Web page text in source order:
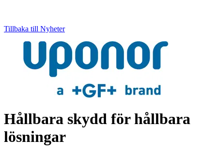
Tillbaka till Nyheter
Hållbara skydd för hållbara
lösningar